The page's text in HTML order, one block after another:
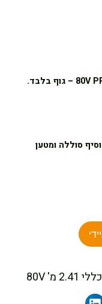
סוללה ומטען
שתף את מגזמת גובה 51 ס"מ אורך כללי 2.41 מ' 80V